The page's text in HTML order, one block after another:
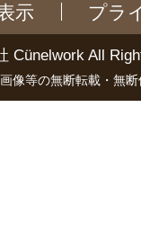
示 プラ
Cünelwork All
像等の無断転載・無